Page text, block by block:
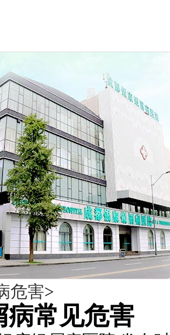
危害>
病常见危害